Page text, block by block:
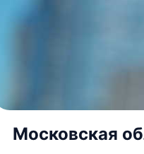
Московская